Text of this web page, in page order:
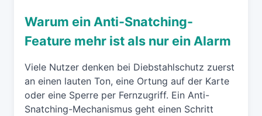
Warum ein Anti-Snatching-
Feature mehr ist als nur ein Alarm
Viele Nutzer denken bei Diebstahlschutz zuerst
an einen lauten Ton, eine Ortung auf der Karte
oder eine Sperre per Fernzugriff. Ein Anti-
Snatching-Mechanismus geht einen Schritt